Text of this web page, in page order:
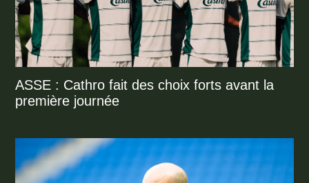
ASSE : Cathro fait des choix forts avant la
première journée